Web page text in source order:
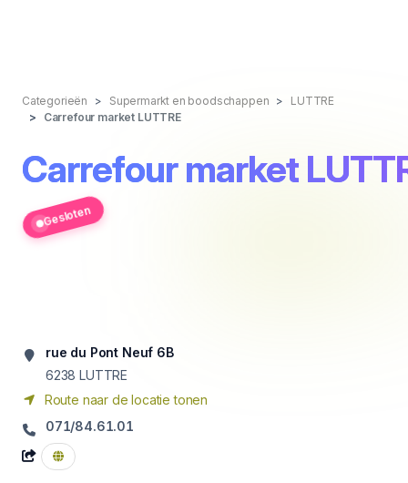
Categorieën Supermarkt en boodschappen
LUTTRE
Carrefour market LUTTRE
Carrefour market
Gesloten
rue du Pont Neuf 6B
6238 LUTTRE
Route naar de locatie tonen
071/84.61.01